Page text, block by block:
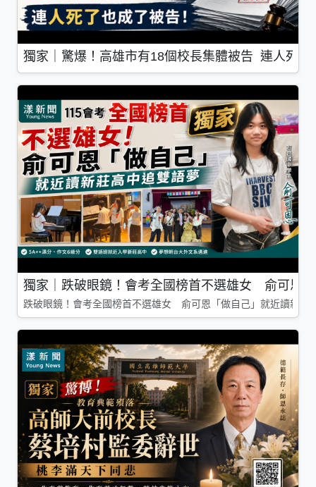
獨家｜驚爆！高雄市有18個校長集體被告 連人死了
獨家｜跌破眼鏡！會考全國榜首不選雄女 俞可恩
跌破眼鏡！會考全國榜首不選雄女 俞可恩「做自己」就近讀新莊